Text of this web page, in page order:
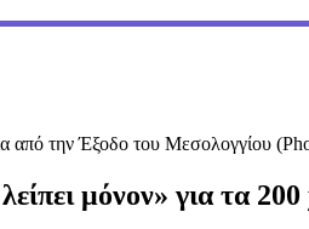
από την Έξοδο του Μεσολογγίου
μόνον» για τα